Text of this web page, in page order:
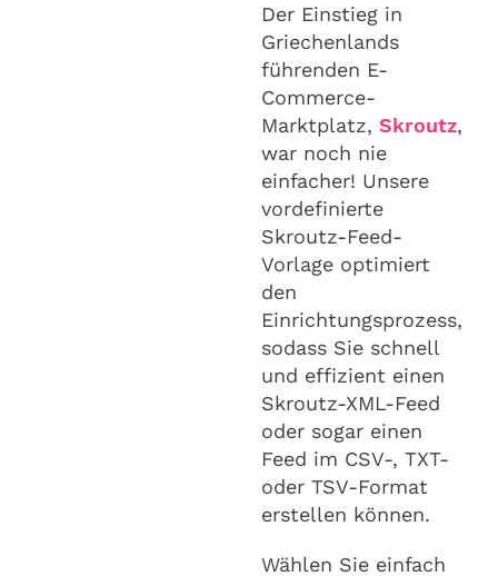
Der Einstieg in
Griechenlands
führenden E-
Commerce-
Marktplatz, Skroutz,
war noch nie
einfacher! Unsere
vordefinierte
Skroutz-Feed-
Vorlage optimiert
den
Einrichtungsprozess,
sodass Sie schnell
und effizient einen
Skroutz-XML-Feed
oder sogar einen
Feed im CSV-, TXT-
oder TSV-Format
erstellen können.
Wählen Sie einfach